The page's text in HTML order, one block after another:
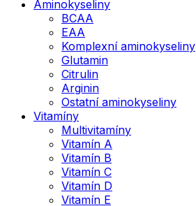
Aminokyseliny
BCAA
EAA
Komplexní aminokyseliny
Glutamin
Citrulin
Arginin
Ostatní aminokyseliny
Vitamíny
Multivitamíny
Vitamín A
Vitamín B
Vitamín C
Vitamín D
Vitamín E